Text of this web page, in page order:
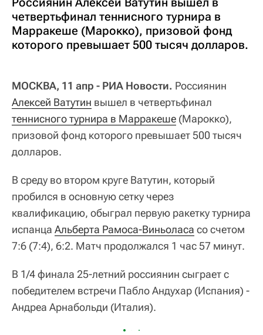
четвертьфинал теннисного турнира в
Марракеше (Марокко), призовой фонд
которого превышает 500 тысяч долларов.
МОСКВА, 11 апр - РИА Новости. Россиянин
Алексей Ватутин вышел в четвертьфинал
теннисного турнира в Марракеше (Марокко),
призовой фонд которого превышает 500 тысяч
долларов.
В среду во втором круге Ватутин, который
пробился в основную сетку через
квалификацию, обыграл первую ракетку турнира
испанца Альберта Рамоса-Виньоласа со счетом
7:6 (7:4), 6:2. Матч продолжался 1 час 57 минут.
В 1/4 финала 25-летний россиянин сыграет с
победителем встречи Пабло Андухар (Испания) -
Андреа Арнабольди (Италия).